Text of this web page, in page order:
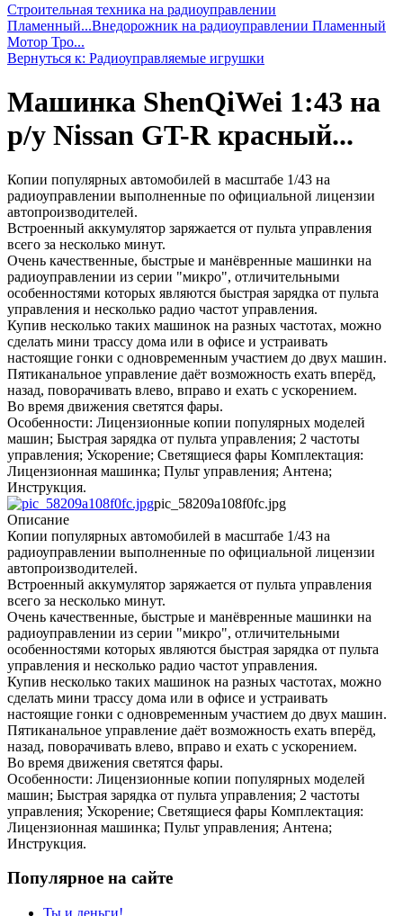
Строительная техника на радиоуправлении
Пламенный...Внедорожник на радиоуправлении Пламенный
Мотор Тро...
Вернуться к: Радиоуправляемые игрушки
Машинка ShenQiWei 1:43 на
р/у Nissan GT-R красный...
Копии популярных автомобилей в масштабе 1/43 на
радиоуправлении выполненные по официальной лицензии
автопроизводителей.
Встроенный аккумулятор заряжается от пульта управления
всего за несколько минут.
Очень качественные, быстрые и манёвренные машинки на
радиоуправлении из серии "микро", отличительными
особенностями которых являются быстрая зарядка от пульта
управления и несколько радио частот управления.
Купив несколько таких машинок на разных частотах, можно
сделать мини трассу дома или в офисе и устраивать
настоящие гонки с одновременным участием до двух машин.
Пятиканальное управление даёт возможность ехать вперёд,
назад, поворачивать влево, вправо и ехать с ускорением.
Во время движения светятся фары.
Особенности: Лицензионные копии популярных моделей
машин; Быстрая зарядка от пульта управления; 2 частоты
управления; Ускорение; Светящиеся фары Комплектация:
Лицензионная машинка; Пульт управления; Антена;
Инструкция.
pic_58209a108f0fc.jpg
Описание
Копии популярных автомобилей в масштабе 1/43 на
радиоуправлении выполненные по официальной лицензии
автопроизводителей.
Встроенный аккумулятор заряжается от пульта управления
всего за несколько минут.
Очень качественные, быстрые и манёвренные машинки на
радиоуправлении из серии "микро", отличительными
особенностями которых являются быстрая зарядка от пульта
управления и несколько радио частот управления.
Купив несколько таких машинок на разных частотах, можно
сделать мини трассу дома или в офисе и устраивать
настоящие гонки с одновременным участием до двух машин.
Пятиканальное управление даёт возможность ехать вперёд,
назад, поворачивать влево, вправо и ехать с ускорением.
Во время движения светятся фары.
Особенности: Лицензионные копии популярных моделей
машин; Быстрая зарядка от пульта управления; 2 частоты
управления; Ускорение; Светящиеся фары Комплектация:
Лицензионная машинка; Пульт управления; Антена;
Инструкция.
Популярное на сайте